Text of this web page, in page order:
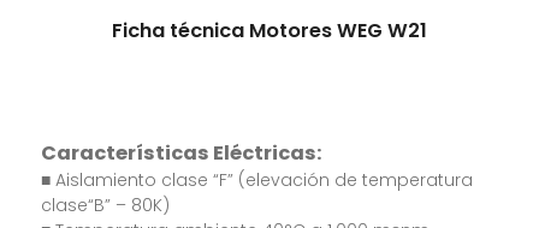
Ficha técnica Motores WEG W21
Características Eléctricas:
■ Aislamiento clase “F” (elevación de temperatura
clase“B” – 80K)